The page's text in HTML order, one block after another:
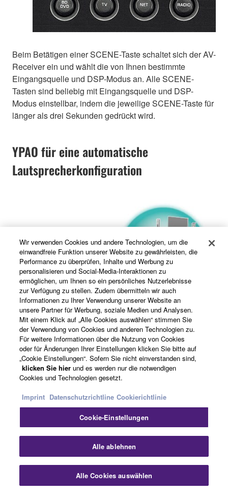
Beim Betätigen einer SCENE-Taste schaltet sich der AV-
Receiver ein und wählt die von Ihnen bestimmte
Eingangsquelle und DSP-Modus an. Alle SCENE-
Tasten sind beliebig mit Eingangsquelle und DSP-
Modus einstellbar, indem die jeweilige SCENE-Taste für
länger als drei Sekunden gedrückt wird.
YPAO für eine automatische
Lautsprecherkonfiguration
YPAO analysiert - in nur wenigen Minuten - die
akustischen Gegebenheiten des Raumes und stimmt
diverse Audioparameter für den optimalen Klang ab.
Das Ergebnis ist dem eines professionellen Installateurs
gleich!
HD Audio mit CINEMA DSP 3D und Virtual
Presence Speaker
dichtes Klangfeld. HD Audioformat-Dekodierung lässt
Sie HD Audioquellen genießen. Virtual Presence
Wir verwenden Cookies und andere Technologien, um die
einwandfreie Funktion unserer Website zu gewährleisten, die
Performance zu überprüfen, Inhalte und Werbung zu
personalisieren und Social-Media-Interaktionen zu
ermöglichen, um Ihnen so ein persönliches Nutzerlebnisse
zur Verfügung zu stellen. Zudem übermitteln wir auch
Informationen zu Ihrer Verwendung unserer Website an
unsere Partner für Werbung, soziale Medien und Analysen.
Mit einem Klick auf „Alle Cookies auswählen“ stimmen Sie
der Verwendung von Cookies und anderen Technologien zu.
Für weitere Informationen über die Nutzung von Cookies
oder für Änderungen Ihrer Einstellungen klicken Sie bitte auf
„Cookie Einstellungen“. Sofern Sie nicht einverstanden sind,
klicken Sie hier und es werden nur die notwendigen
Cookies und Technologien gesetzt.
Imprint Datenschutzrichtline Cookierichtlinie
Cookie-Einstellungen
Alle ablehnen
Alle Cookies auswählen